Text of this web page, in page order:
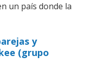
un país donde la
y
(grupo